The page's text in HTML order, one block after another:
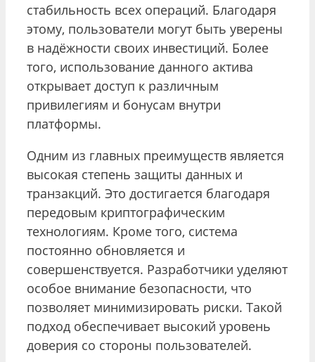
стабильность всех операций. Благодаря
этому, пользователи могут быть уверены
в надёжности своих инвестиций. Более
того, использование данного актива
открывает доступ к различным
привилегиям и бонусам внутри
платформы.
Одним из главных преимуществ является
высокая степень защиты данных и
транзакций. Это достигается благодаря
передовым криптографическим
технологиям. Кроме того, система
постоянно обновляется и
совершенствуется. Разработчики уделяют
особое внимание безопасности, что
позволяет минимизировать риски. Такой
подход обеспечивает высокий уровень
доверия со стороны пользователей.